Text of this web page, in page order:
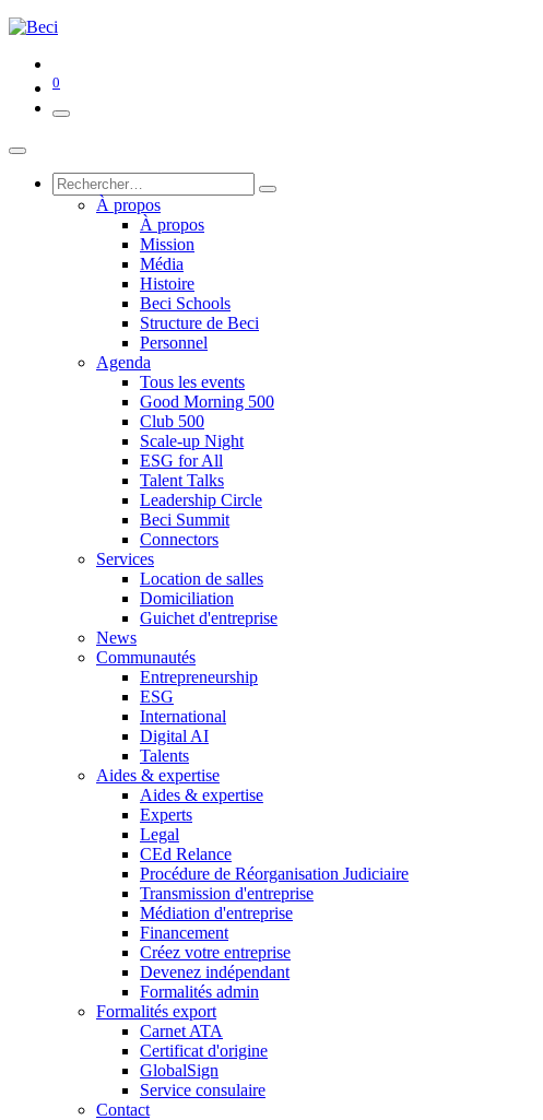
0
À propos
À propos
Mission
Média
Histoire
Beci Schools
Structure de Beci
Personnel
Agenda
Tous les events
Good Morning 500
Club 500
Scale-up Night
ESG for All
Talent Talks
Leadership Circle
Beci Summit
Connectors
Services
Location de salles
Domiciliation
Guichet d'entreprise
News
Communautés
Entrepreneurship
ESG
International
Digital AI
Talents
Aides & expertise
Aides & expertise
Experts
Legal
CEd Relance
Procédure de Réorganisation Judiciaire
Transmission d'entreprise
Médiation d'entreprise
Financement
Créez votre entreprise
Devenez indépendant
Formalités admin
Formalités export
Carnet ATA
Certificat d'origine
GlobalSign
Service consulaire
Contact